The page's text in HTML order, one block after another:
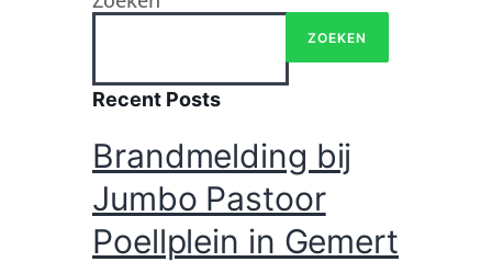
ZOEKEN
Recent Posts
Brandmelding bij
Jumbo Pastoor
Poellplein in Gemert